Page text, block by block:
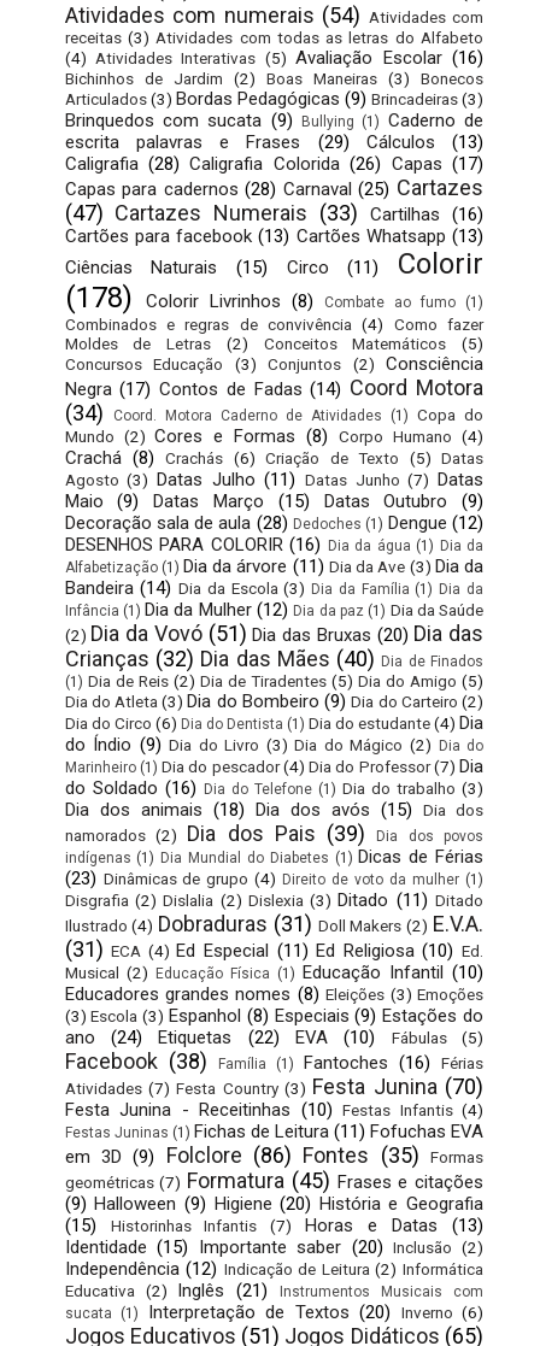
Atividades com numerais (54) Atividades com
receitas (3) Atividades com todas as letras do Alfabeto
(4) Atividades Interativas (5) Avaliação Escolar (16)
Bichinhos de Jardim (2) Boas Maneiras (3)
Bonecos
Articulados (3) Bordas Pedagógicas (9) Brincadeiras(3)
Brinquedos com sucata (9) Bullying (1) Caderno de
escrita palavras e Frases
(29) Cálculos
(13)
Caligrafia (28) Caligrafia Colorida (26) Capas (17)
Capas para cadernos (28) Carnaval (25) Cartazes
(47) Cartazes Numerais (33) Cartilhas
(16)
Cartões para facebook (13) Cartões Whatsapp (13)
Ciências Naturais
(15) Circo (11)
Colorir
(178)
Colorir Livrinhos (8) Combate ao fumo (1)
Combinados e regras de convivência (4)
Como fazer
Moldes de Letras
(2) Conceitos Matemáticos
(5)
Concursos Educação
(3) Conjuntos (2)
Consciência
Negra (17) Contos de Fadas (14) Coord Motora
(34)
Coord. Motora Caderno de Atividades (1) Copa do
Mundo (2) Cores e Formas (8) Corpo Humano (4)
Crachá (8) Crachás (6) Criação de Texto (5) Datas
Agosto (3) Datas Julho (11) Datas Junho (7)
Datas
Maio
(9) Datas Março (15) Datas Outubro
(9)
Decoração sala de aula (28) Dedoches (1) Dengue (12)
DESENHOS PARA COLORIR (16) Dia da água (1) Dia da
Alfabetização (1) Dia da árvore (11) Dia da Ave (3) Dia da
Bandeira (14) Dia da Escola (3) Dia da Família (1) Dia da
Infância (1) Dia da Mulher (12) Dia da paz (1) Dia da Saúde
(2) Dia da Vovó (51) Dia das Bruxas (20) Dia das
Crianças (32) Dia das Mães (40) Dia de Finados
(1) Dia de Reis (2) Dia de Tiradentes (5) Dia do Amigo (5)
Dia do Atleta (3) Dia do Bombeiro (9) Dia do Carteiro (2)
Dia do Circo (6) Dia do Dentista (1) Dia do estudante(4) Dia
do Índio (9) Dia do Livro (3) Dia do Mágico (2)
Dia do
Marinheiro (1) Dia do pescador (4) Dia do Professor (7) Dia
do Soldado (16) Dia do Telefone (1) Dia do trabalho (3)
Dia dos animais (18) Dia dos avós (15)
Dia dos
namorados (2) Dia dos Pais (39)
Dia dos povos
indígenas (1) Dia Mundial do Diabetes (1) Dicas de Férias
(23) Dinâmicas de grupo (4) Direito de voto da mulher (1)
Disgrafia (2) Dislalia (2) Dislexia (3) Ditado (11) Ditado
Ilustrado (4) Dobraduras (31) Doll Makers (2) E.V.A.
(31) ECA (4) Ed Especial (11) Ed Religiosa (10) Ed.
Musical (2) Educação Física (1) Educação Infantil
(10)
Educadores grandes nomes (8) Eleições (3) Emoções
(3) Escola (3) Espanhol (8) Especiais (9) Estações do
ano
(24) Etiquetas (22) EVA (10) Fábulas (5)
Facebook (38) Família (1) Fantoches (16)
Férias
Atividades (7) Festa Country (3) Festa Junina (70)
Festa Junina - Receitinhas (10) Festas Infantis (4)
Festas Juninas (1) Fichas de Leitura (11) Fofuchas EVA
em 3D (9) Folclore (86) Fontes (35)
Formas
geométricas (7) Formatura (45) Frases e citações
(9) Halloween (9) Higiene (20) História e Geografia
(15)
Historinhas Infantis (7) Horas e Datas
(13)
Identidade (15) Importante saber (20) Inclusão (2)
Independência (12) Indicação de Leitura (2) Informática
Educativa (2) Inglês (21)
Instrumentos Musicais com
sucata
(1) Interpretação de Textos (20) Inverno (6)
Jogos Educativos (51) Jogos Didáticos (65)